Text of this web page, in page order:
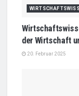
der Wirtschaft
20. Februar 2025